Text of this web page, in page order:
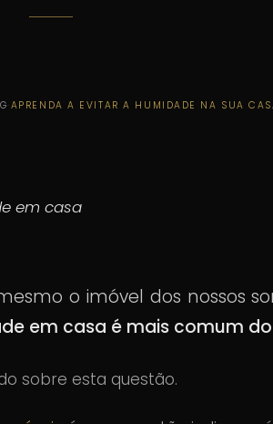
·APRENDA A EVITAR A HUMIDADE NA SUA
em casa
o imóvel dos nossos
em casa é mais comum
sobre esta questão.